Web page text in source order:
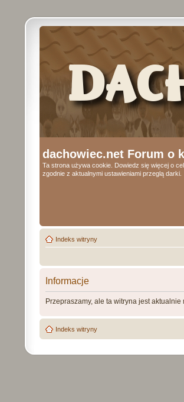
dachowiec.net Forum o
Ta strona używa cookie. Dowiedz się więcej o
zgodnie z aktualnymi ustawieniami przeglą darki.
Indeks witryny
Informacje
Przepraszamy, ale ta witryna jest aktualnie
Indeks witryny